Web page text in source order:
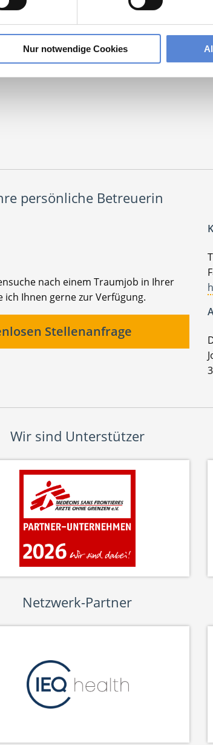
Nur notwendige Cookies
persönliche Betreuerin
nach einem Traumjob in Ihrer
ich Ihnen gerne zur Verfügung.
Stellenanfrage
Wir sind Unterstützer
Netzwerk-Partner